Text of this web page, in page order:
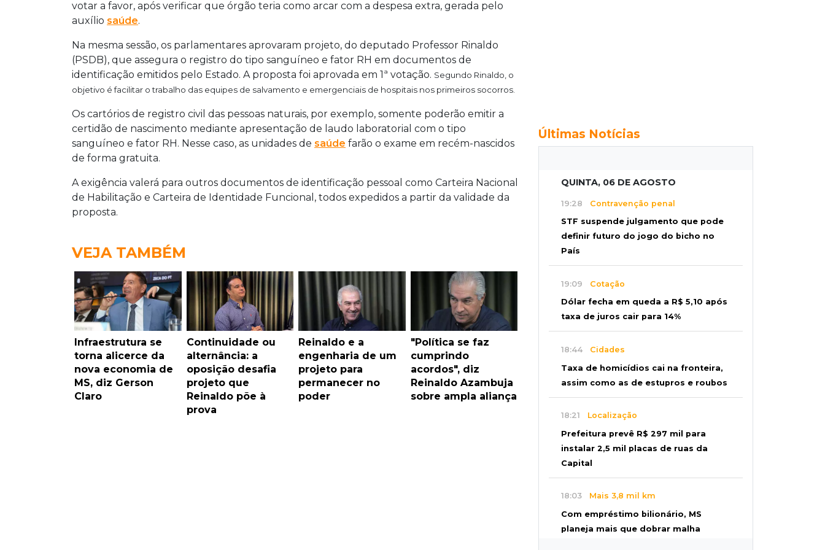
votar a favor, após verificar que órgão teria como arcar com a despesa extra, gerada pelo
auxílio saúde.
Na mesma sessão, os parlamentares aprovaram projeto, do deputado Professor Rinaldo
(PSDB), que assegura o registro do tipo sanguíneo e fator RH em documentos de
identificação emitidos pelo Estado. A proposta foi aprovada em 1ª votação. Segundo Rinaldo, o
objetivo é facilitar o trabalho das equipes de salvamento e emergenciais de hospitais nos primeiros socorros.
Os cartórios de registro civil das pessoas naturais, por exemplo, somente poderão emitir a
certidão de nascimento mediante apresentação de laudo laboratorial com o tipo
sanguíneo e fator RH. Nesse caso, as unidades de saúde farão o exame em recém-nascidos
de forma gratuita.
A exigência valerá para outros documentos de identificação pessoal como Carteira Nacional
de Habilitação e Carteira de Identidade Funcional, todos expedidos a partir da validade da
proposta.
VEJA TAMBÉM
Infraestrutura se
torna alicerce da
nova economia de
MS, diz Gerson
Claro
Continuidade ou
alternância: a
oposição desafia
projeto que
Reinaldo põe à
prova
Reinaldo e a
engenharia de um
projeto para
permanecer no
poder
"Política se faz
cumprindo
acordos", diz
Reinaldo Azambuja
sobre ampla aliança
Últimas Notícias
QUINTA, 06 DE AGOSTO
19:28 Contravenção penal
STF suspende julgamento que pode
definir futuro do jogo do bicho no
País
19:09 Cotação
Dólar fecha em queda a R$ 5,10 após
taxa de juros cair para 14%
18:44 Cidades
Taxa de homicídios cai na fronteira,
assim como as de estupros e roubos
18:21 Localização
Prefeitura prevê R$ 297 mil para
instalar 2,5 mil placas de ruas da
Capital
18:03 Mais 3,8 mil km
Com empréstimo bilionário, MS
planeja mais que dobrar malha